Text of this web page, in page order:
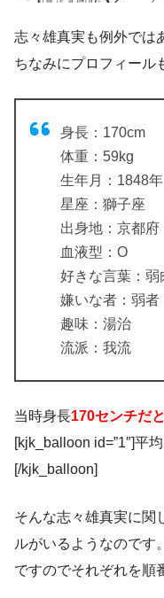
志々雄真実も例外では
ちなみにプロフィール
身長：170cm
体重：59kg
生年月：1848
星座：獅子座
出身地：京都府
血液型：O
好きな言葉：弱
嫌いな者：弱者
趣味：湯治
流派：我流
当時身長170センチだ
[kjk_balloon id=”1″]平
[/kjk_balloon]
そんな志々雄真実に関
ルがいるようなのです。
ですのでそれぞれを順